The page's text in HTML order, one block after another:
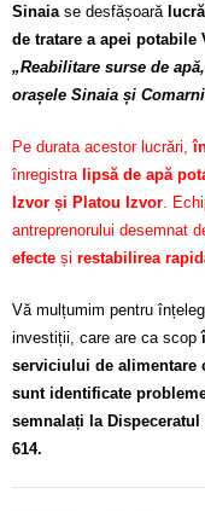
Sinaia se desfășoară
de tratare a apei potabile
„Reabilitare surse de
orașele Sinaia și
Pe durata acestor lucrări,
înregistra lipsă de apă
Izvor și Platou Izvor .
antreprenorului desemnat
efecte și restabilirea
Vă mulțumim pentru
investiții, care are ca scop
serviciului de alimentare
sunt identificate
semnalați la Dispeceratul
614.